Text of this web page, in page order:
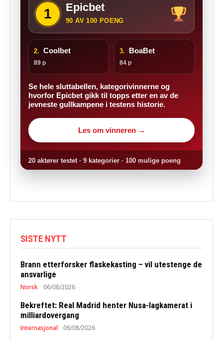
1 Epicbet
90 AV 100 POENG
2. Coolbet
89 p
3. BoaBet
84 p
Se hele sluttabellen, kategorivinnerne og
hvorfor Epicbet gikk til topps etter en av de
jevneste gullkampene i testens historie.
Les om vinneren →
20 aktører testet · 9 kategorier · 100 mulige poeng
SISTE NYTT
Brann etterforsker flaskekasting – vil utestenge de
ansvarlige
Norsk 06/08/2026
Bekreftet: Real Madrid henter Nusa-lagkamerat i
milliardovergang
Internasjonal 06/08/2026